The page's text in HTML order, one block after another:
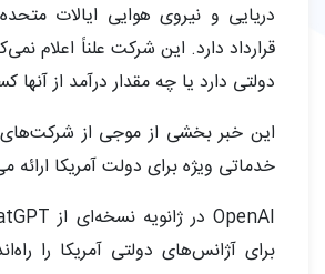
دریایی و نیروی هوایی ایالات
قرارداد دارد. این شرکت علناً اعلام
دولتی دارد یا چه مقدار درآمد از
این خبر بخشی از موجی از
خدماتی ویژه برای دولت آمریکا ارائه
برای آژانس‌های دولتی آمریکا را